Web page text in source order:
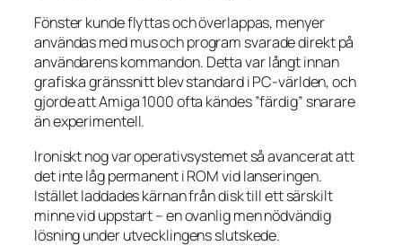
Fönster kunde flyttas och överlappas, menyer
användas med mus och program svarade direkt på
användarens kommandon. Detta var långt innan
grafiska gränssnitt blev standard i PC-världen, och
gjorde att Amiga 1000 ofta kändes ”färdig” snarare
än experimentell.
Ironiskt nog var operativsystemet så avancerat att
det inte låg permanent i ROM vid lanseringen.
Istället laddades kärnan från disk till ett särskilt
minne vid uppstart – en ovanlig men nödvändig
lösning under utvecklingens slutskede.